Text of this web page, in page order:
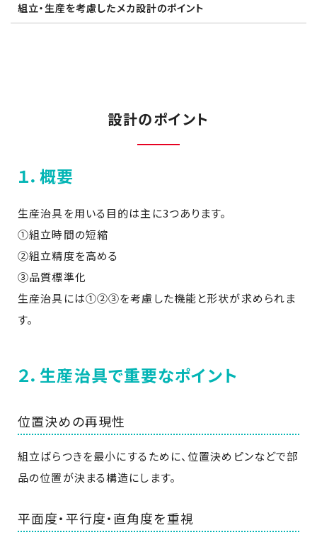
組立・生産を考慮したメカ設計のポイント
設計のポイント
１．概要
生産治具を用いる目的は主に3つあります。
①組立時間の短縮
②組立精度を高める
③品質標準化
生産治具には①②③を考慮した機能と形状が求められま
す。
２．生産治具で重要なポイント
位置決めの再現性
組立ばらつきを最小にするために、位置決めピンなどで部
品の位置が決まる構造にします。
平面度・平行度・直角度を重視